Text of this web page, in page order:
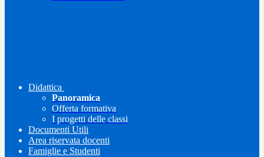
Didattica
Panoramica
Offerta formativa
I progetti delle classi
Documenti Utili
Area riservata docenti
Famiglie e Studenti